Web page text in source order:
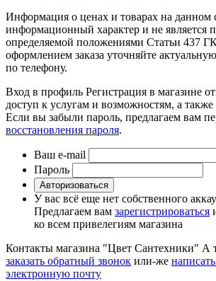
Информация о ценах и товарах на данном
информационный характер и не является
определяемой положениями Статьи 437
оформлением заказа уточняйте
по телефону.
Вход в профиль Регистрация в магазине
доступ к услугам и возможностям, а
Если вы забыли пароль, предлагаем вам
восстановления пароля.
Ваш e-mail
Пароль
Авторизоваться
У вас всё еще нет собственного
Предлагаем вам зарегистрироваться
ко всем привелегиям магазина
Контакты магазина "Цвет Сантехники" А
заказать обратный звонок или-же
электронную почту